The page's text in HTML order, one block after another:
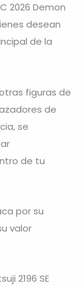
2026 Demon
desean
de la
figuras de
de
se
de tu
por su
valor
2196 SE